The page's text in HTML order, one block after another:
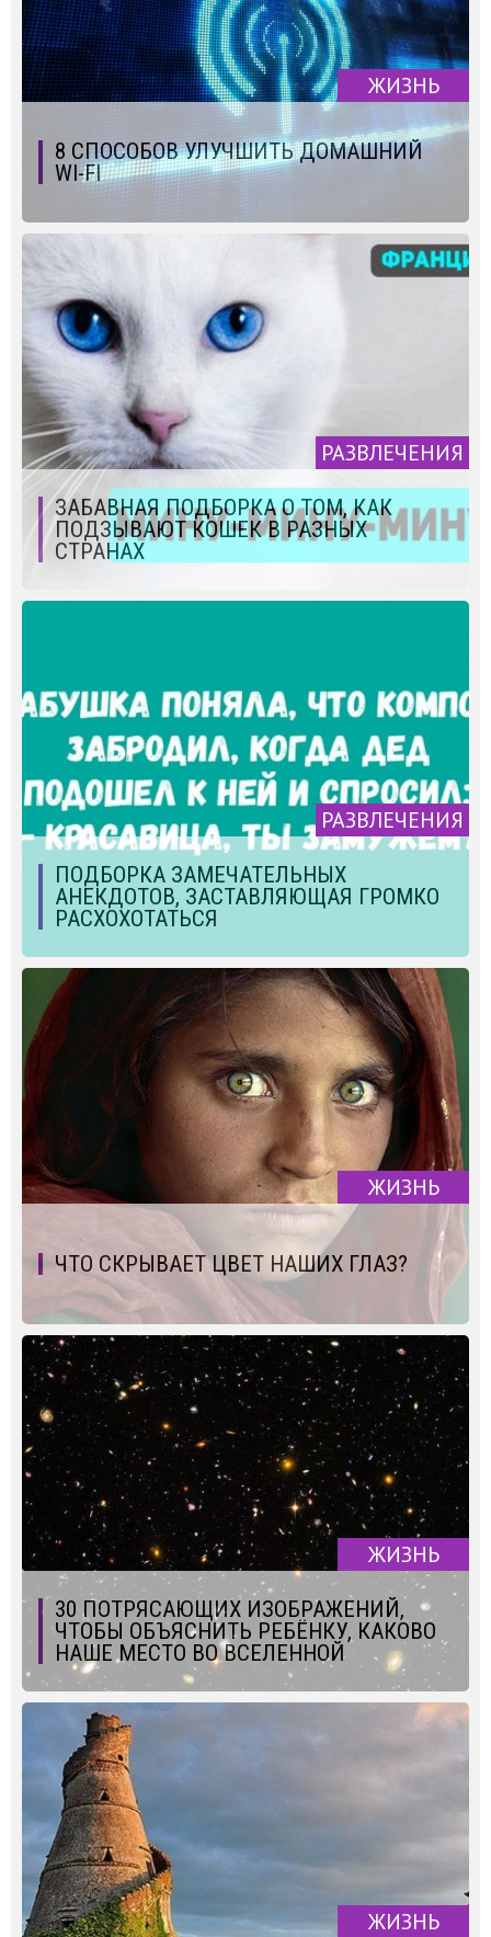
ЖИЗНЬ
8 СПОСОБОВ УЛУЧШИТЬ ДОМАШНИЙ
WI-FI
РАЗВЛЕЧЕНИЯ
ЗАБАВНАЯ ПОДБОРКА О ТОМ, КАК
ПОДЗЫВАЮТ КОШЕК В РАЗНЫХ
СТРАНАХ
РАЗВЛЕЧЕНИЯ
ПОДБОРКА ЗАМЕЧАТЕЛЬНЫХ
АНЕКДОТОВ, ЗАСТАВЛЯЮЩАЯ ГРОМКО
РАСХОХОТАТЬСЯ
ЖИЗНЬ
ЧТО СКРЫВАЕТ ЦВЕТ НАШИХ ГЛАЗ?
ЖИЗНЬ
30 ПОТРЯСАЮЩИХ ИЗОБРАЖЕНИЙ,
ЧТОБЫ ОБЪЯСНИТЬ РЕБЁНКУ, КАКОВО
НАШЕ МЕСТО ВО ВСЕЛЕННОЙ
ЖИЗНЬ